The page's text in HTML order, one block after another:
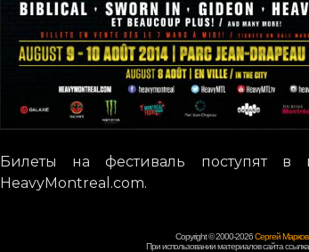
Билеты на фестиваль поступят
HeavyMontreal.com.
Copyright © 2000-2026Сергей Марков,
При использовании материалов сайта